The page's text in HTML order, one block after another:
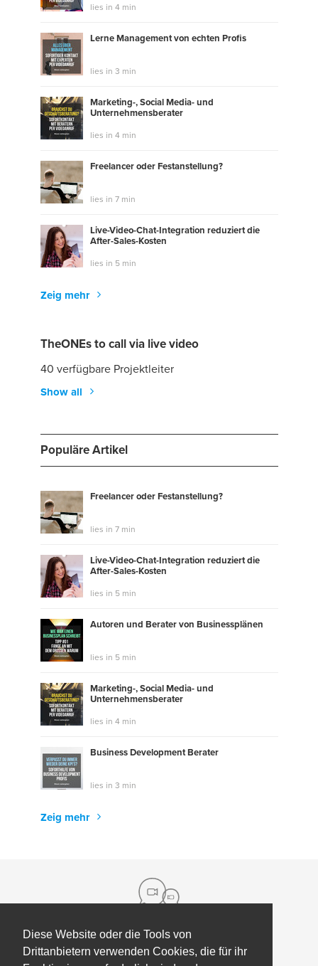
Diese Website oder die Tools von
Drittanbietern verwenden Cookies, die für ihr
lies in 4 min
Lerne Management von echten Profis
lies in 3 min
Marketing-, Social Media- und
Unternehmensberater
lies in 4 min
Freelancer oder Festanstellung?
lies in 7 min
Live-Video-Chat-Integration reduziert die
After-Sales-Kosten
lies in 5 min
Zeig mehr
TheONEs to call via live video
40 verfügbare Projektleiter
Show all
Populäre Artikel
Freelancer oder Festanstellung?
lies in 7 min
Live-Video-Chat-Integration reduziert die
After-Sales-Kosten
lies in 5 min
Autoren und Berater von Businessplänen
lies in 5 min
Marketing-, Social Media- und
Unternehmensberater
lies in 4 min
Business Development Berater
lies in 3 min
Zeig mehr
Über uns